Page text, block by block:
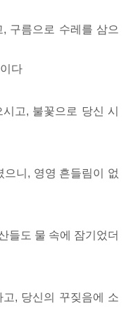
구름으로 수레를 삼으
다
고, 불꽃으로 당신 시
니, 영영 흔들림이 없
들도 물 속에 잠기었더
, 당신의 꾸짖음에 소